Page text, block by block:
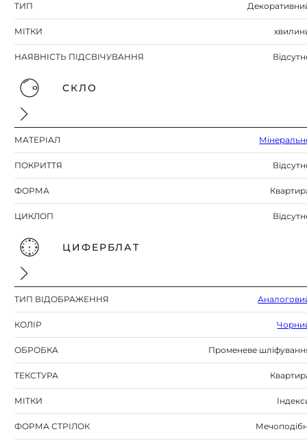
ТИП
МІТКИ
НАЯВНІСТЬ ПІДСВІЧУВАННЯ
СКЛО
МАТЕРІАЛ
ПОКРИТТЯ
ФОРМА
ЦИКЛОП
ЦИФЕРБЛАТ
ТИП ВІДОБРАЖЕННЯ
КОЛІР
ОБРОБКА Променеве
ТЕКСТУРА
МІТКИ
ФОРМА СТРІЛОК